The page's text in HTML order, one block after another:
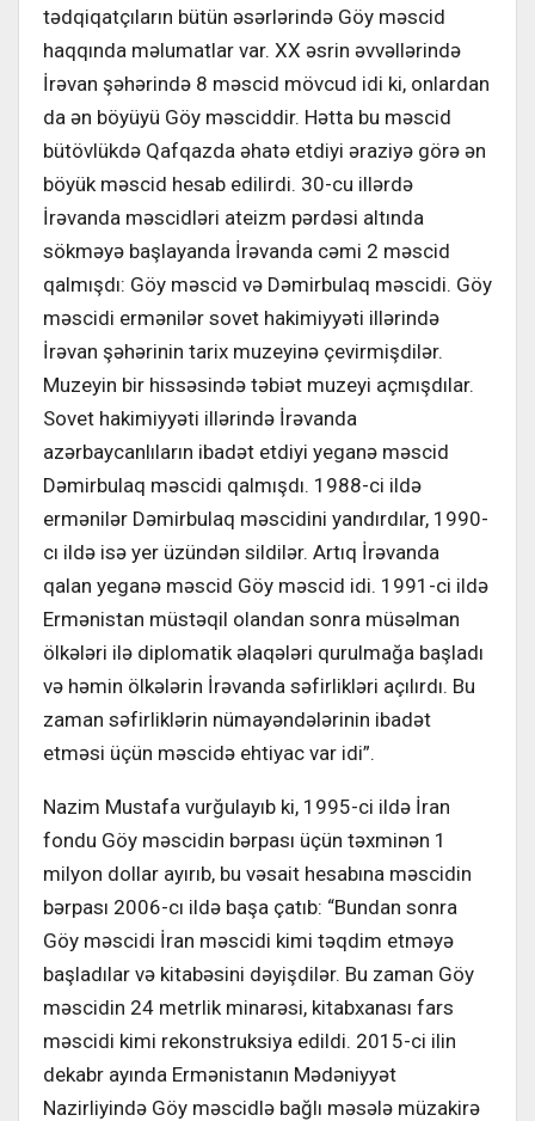
tədqiqatçıların bütün əsərlərində Göy məscid
haqqında məlumatlar var. XX əsrin əvvəllərində
İrəvan şəhərində 8 məscid mövcud idi ki, onlardan
da ən böyüyü Göy məsciddir. Hətta bu məscid
bütövlükdə Qafqazda əhatə etdiyi əraziyə görə ən
böyük məscid hesab edilirdi. 30-cu illərdə
İrəvanda məscidləri ateizm pərdəsi altında
sökməyə başlayanda İrəvanda cəmi 2 məscid
qalmışdı: Göy məscid və Dəmirbulaq məscidi. Göy
məscidi ermənilər sovet hakimiyyəti illərində
İrəvan şəhərinin tarix muzeyinə çevirmişdilər.
Muzeyin bir hissəsində təbiət muzeyi açmışdılar.
Sovet hakimiyyəti illərində İrəvanda
azərbaycanlıların ibadət etdiyi yeganə məscid
Dəmirbulaq məscidi qalmışdı. 1988-ci ildə
ermənilər Dəmirbulaq məscidini yandırdılar, 1990-
cı ildə isə yer üzündən sildilər. Artıq İrəvanda
qalan yeganə məscid Göy məscid idi. 1991-ci ildə
Ermənistan müstəqil olandan sonra müsəlman
ölkələri ilə diplomatik əlaqələri qurulmağa başladı
və həmin ölkələrin İrəvanda səfirlikləri açılırdı. Bu
zaman səfirliklərin nümayəndələrinin ibadət
etməsi üçün məscidə ehtiyac var idi”.
Nazim Mustafa vurğulayıb ki, 1995-ci ildə İran
fondu Göy məscidin bərpası üçün təxminən 1
milyon dollar ayırıb, bu vəsait hesabına məscidin
bərpası 2006-cı ildə başa çatıb: “Bundan sonra
Göy məscidi İran məscidi kimi təqdim etməyə
başladılar və kitabəsini dəyişdilər. Bu zaman Göy
məscidin 24 metrlik minarəsi, kitabxanası fars
məscidi kimi rekonstruksiya edildi. 2015-ci ilin
dekabr ayında Ermənistanın Mədəniyyət
Nazirliyində Göy məscidlə bağlı məsələ müzakirə